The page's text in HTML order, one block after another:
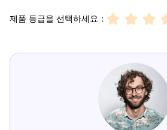
제품 등급을 선택하세요：